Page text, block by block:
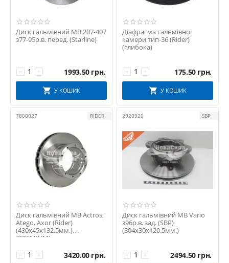
Диск гальмівний MB 207-407
з77-95р.в. перед. (Starline)
+
− 1993.50 грн.
У КОШИК
Діафрагма гальмівної
камери тип-36 (Rider)
(глибока)
+
− 175.50 грн.
У КОШИК
7800027 RIDER
Диск гальмівний MB Actros,
Atego, Axor (Rider)
(430х45х132.5мм.)
(PREMIUM)
+
− 3420.00 грн.
2920920 SBP
Диск гальмівний MB Vario
з96р.в. зад. (SBP)
(304х30х120.5мм.)
+
− 2494.50 грн.